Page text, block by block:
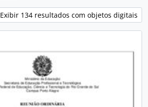
Exibir 134 resultados com objetos digitais